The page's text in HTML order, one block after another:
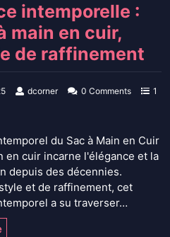
intemporelle :
main en cuir,
de raffinement
dcorner 0 Comments
1
du Sac à Main en Cuir
en cuir incarne l'élégance et la
depuis des décennies.
et de raffinement, cet
a su traverser…